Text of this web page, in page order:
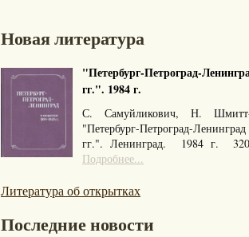
Новая литература
"Петербург-Петроград-
гг.". 1984 г.
С. Самуйликович, Н.
"Петербург-Петроград-
гг.". Ленинград. 1984 г.
Подробнее...
Литература об открытках
Последние новости